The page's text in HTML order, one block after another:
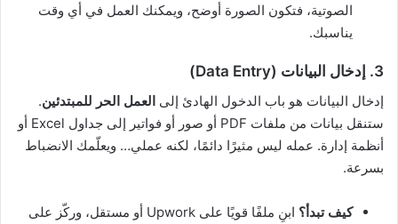
الصوتية، فتكون الصورة أوضح، ويمكنك العمل في أي وقت
يناسبك.
3. إدخال البيانات (Data Entry)
إدخال البيانات هو باب الدخول الهادئ إلى العمل الحر للمبتدئين.
ستنقل بيانات من ملفات PDF أو صور أو فواتير إلى جداول Excel أو
أنظمة إدارة. عمله ليس مثيرًا دائمًا، لكنه عملي… ويعلّمك الانضباط
بسرعة.
كيف تبدأ؟
ابنِ ملفًا قويًا على Upwork أو مستقل، وركّز على